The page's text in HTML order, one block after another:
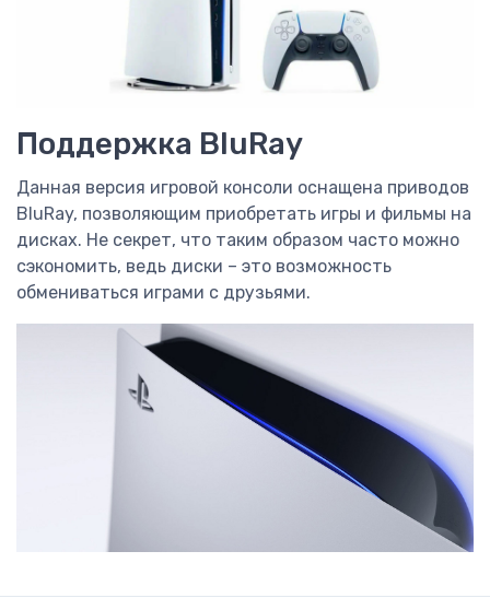
Поддержка BluRay
Данная версия игровой консоли оснащена приводов
BluRay, позволяющим приобретать игры и фильмы на
дисках. Не секрет, что таким образом часто можно
сэкономить, ведь диски – это возможность
обмениваться играми с друзьями.